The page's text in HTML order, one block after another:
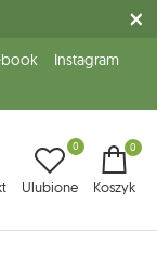
Instagram
Ulubione
0 0
Koszyk